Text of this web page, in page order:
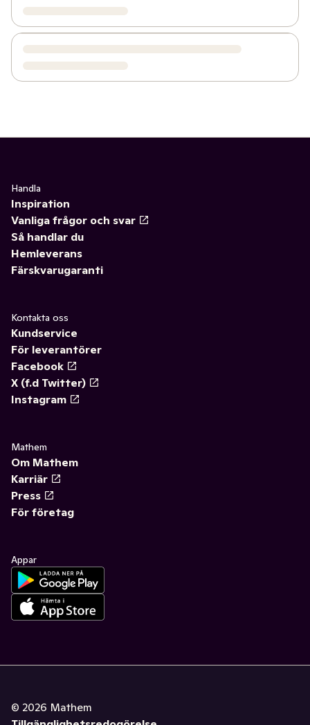
Handla
Inspiration
Vanliga frågor och svar
Så handlar du
Hemleverans
Färskvarugaranti
Kontakta oss
Kundservice
För leverantörer
Facebook
X (f.d Twitter)
Instagram
Mathem
Om Mathem
Karriär
Press
För företag
Appar
© 2026 Mathem